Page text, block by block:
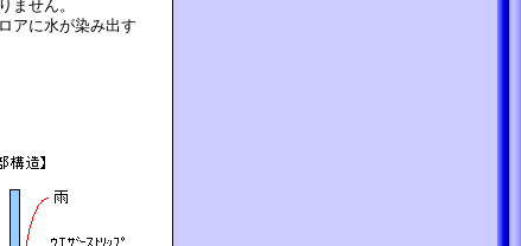
ません。
アに水が染み出す